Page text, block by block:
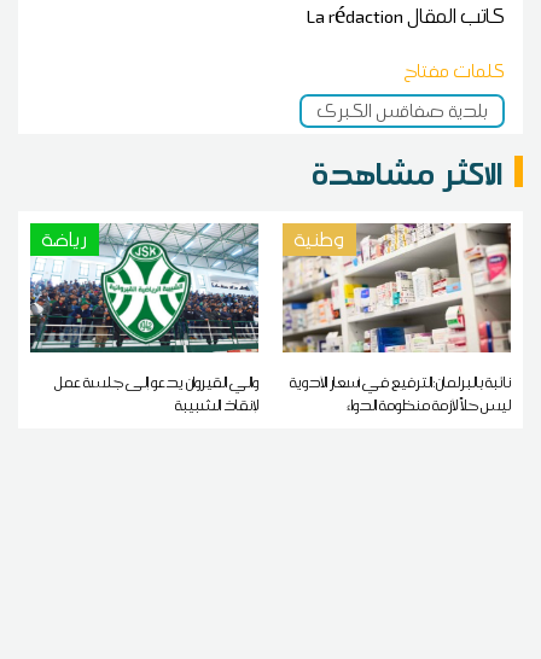
كاتب المقالLa rédaction
كلمات مفتاح
بلدية صفاقس الكبرى
الاكثر مشاهدة
وطنية
نائبة بالبرلمان:الترفيع في أسعار الأدوية
ليس حلاً لأزمة منظومة الدواء
رياضة
والي القيروان يدعو إلى جلسة عمل
لإنقاذ الشبيبة